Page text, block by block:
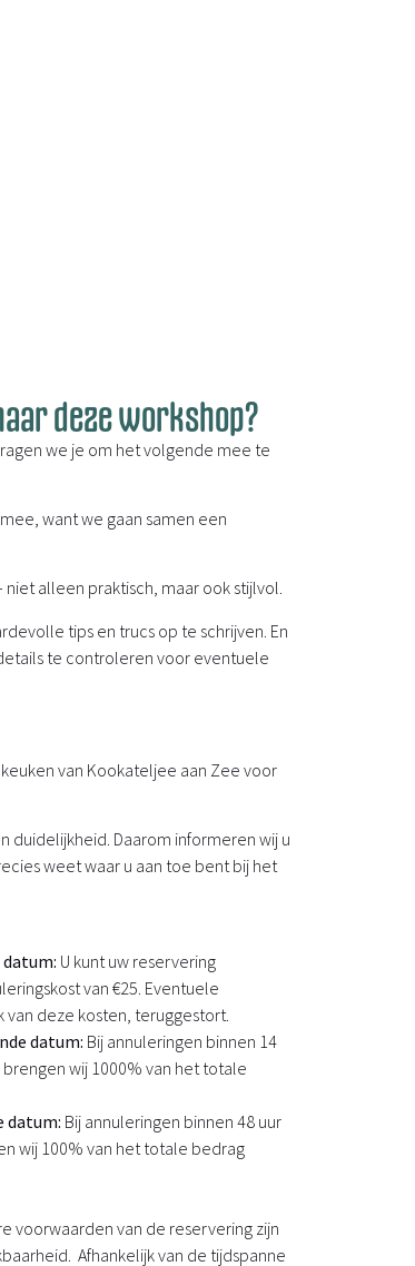
deze workshop?
we je om het volgende mee te
want we gaan samen een
alleen praktisch, maar ook stijlvol.
tips en trucs op te schrijven. En
te controleren voor eventuele
van Kookateljee aan Zee voor
duidelijkheid. Daarom informeren wij u
weet waar u aan toe bent bij het
datum: U kunt uw reservering
van €25. Eventuele
deze kosten, teruggestort.
datum: Bij annuleringen binnen 14
wij 1000% van het totale
datum: Bij annuleringen binnen 48 uur
wij 100% van het totale bedrag
voorwaarden van de reservering zijn
Afhankelijk van de tijdspanne